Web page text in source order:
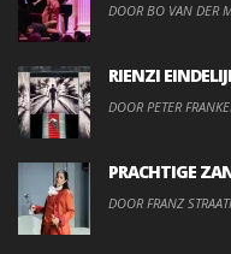
DOOR BO VAN DER
RIENZI
DOOR PETER
PRACHTIGE
DOOR FRANZ